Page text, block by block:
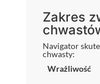
Zakres
Navigator
chwasty:
Wrażliwość